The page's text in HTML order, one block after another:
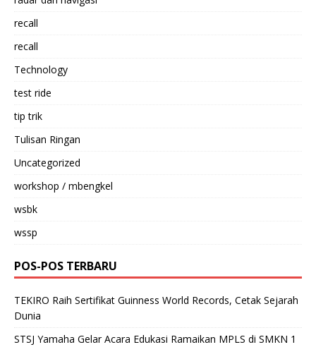
recall
recall
Technology
test ride
tip trik
Tulisan Ringan
Uncategorized
workshop / mbengkel
wsbk
wssp
POS-POS TERBARU
TEKIRO Raih Sertifikat Guinness World Records, Cetak Sejarah
Dunia
STSJ Yamaha Gelar Acara Edukasi Ramaikan MPLS di SMKN 1